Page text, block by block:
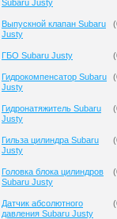
Subaru Justy
Выпускной клапан Subaru
Justy
(
ГБО Subaru Justy (
Гидрокомпенсатор Subaru
Justy
(
Гидронатяжитель Subaru
Justy
(
Гильза цилиндра Subaru
Justy
(
Головка блока цилиндров
Subaru Justy
(
Датчик абсолютного
давления Subaru Justy
(